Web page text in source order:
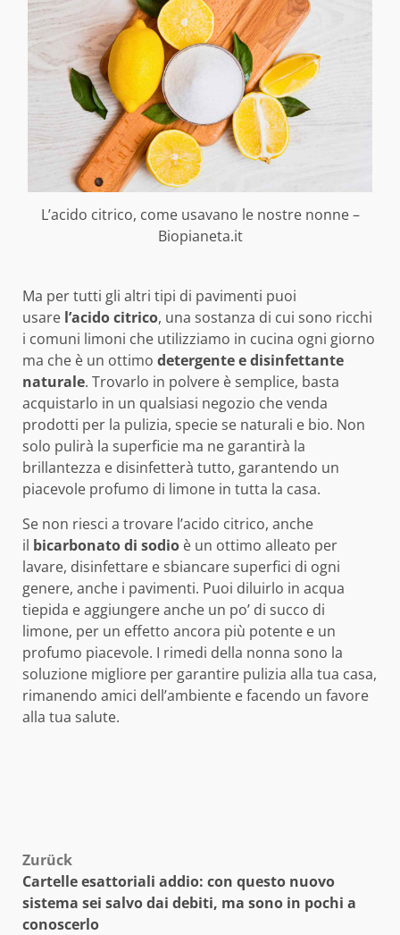
L’acido citrico, come usavano le nostre nonne –
Biopianeta.it
Ma per tutti gli altri tipi di pavimenti puoi
usare l’acido citrico, una sostanza di cui sono ricchi
i comuni limoni che utilizziamo in cucina ogni giorno
ma che è un ottimo detergente e disinfettante
naturale. Trovarlo in polvere è semplice, basta
acquistarlo in un qualsiasi negozio che venda
prodotti per la pulizia, specie se naturali e bio. Non
solo pulirà la superficie ma ne garantirà la
brillantezza e disinfetterà tutto, garantendo un
piacevole profumo di limone in tutta la casa.
Se non riesci a trovare l’acido citrico, anche
il bicarbonato di sodio è un ottimo alleato per
lavare, disinfettare e sbiancare superfici di ogni
genere, anche i pavimenti. Puoi diluirlo in acqua
tiepida e aggiungere anche un po’ di succo di
limone, per un effetto ancora più potente e un
profumo piacevole. I rimedi della nonna sono la
soluzione migliore per garantire pulizia alla tua casa,
rimanendo amici dell’ambiente e facendo un favore
alla tua salute.
Beitragsnavigation
Zurück
Cartelle esattoriali addio: con questo nuovo
sistema sei salvo dai debiti, ma sono in pochi a
conoscerlo